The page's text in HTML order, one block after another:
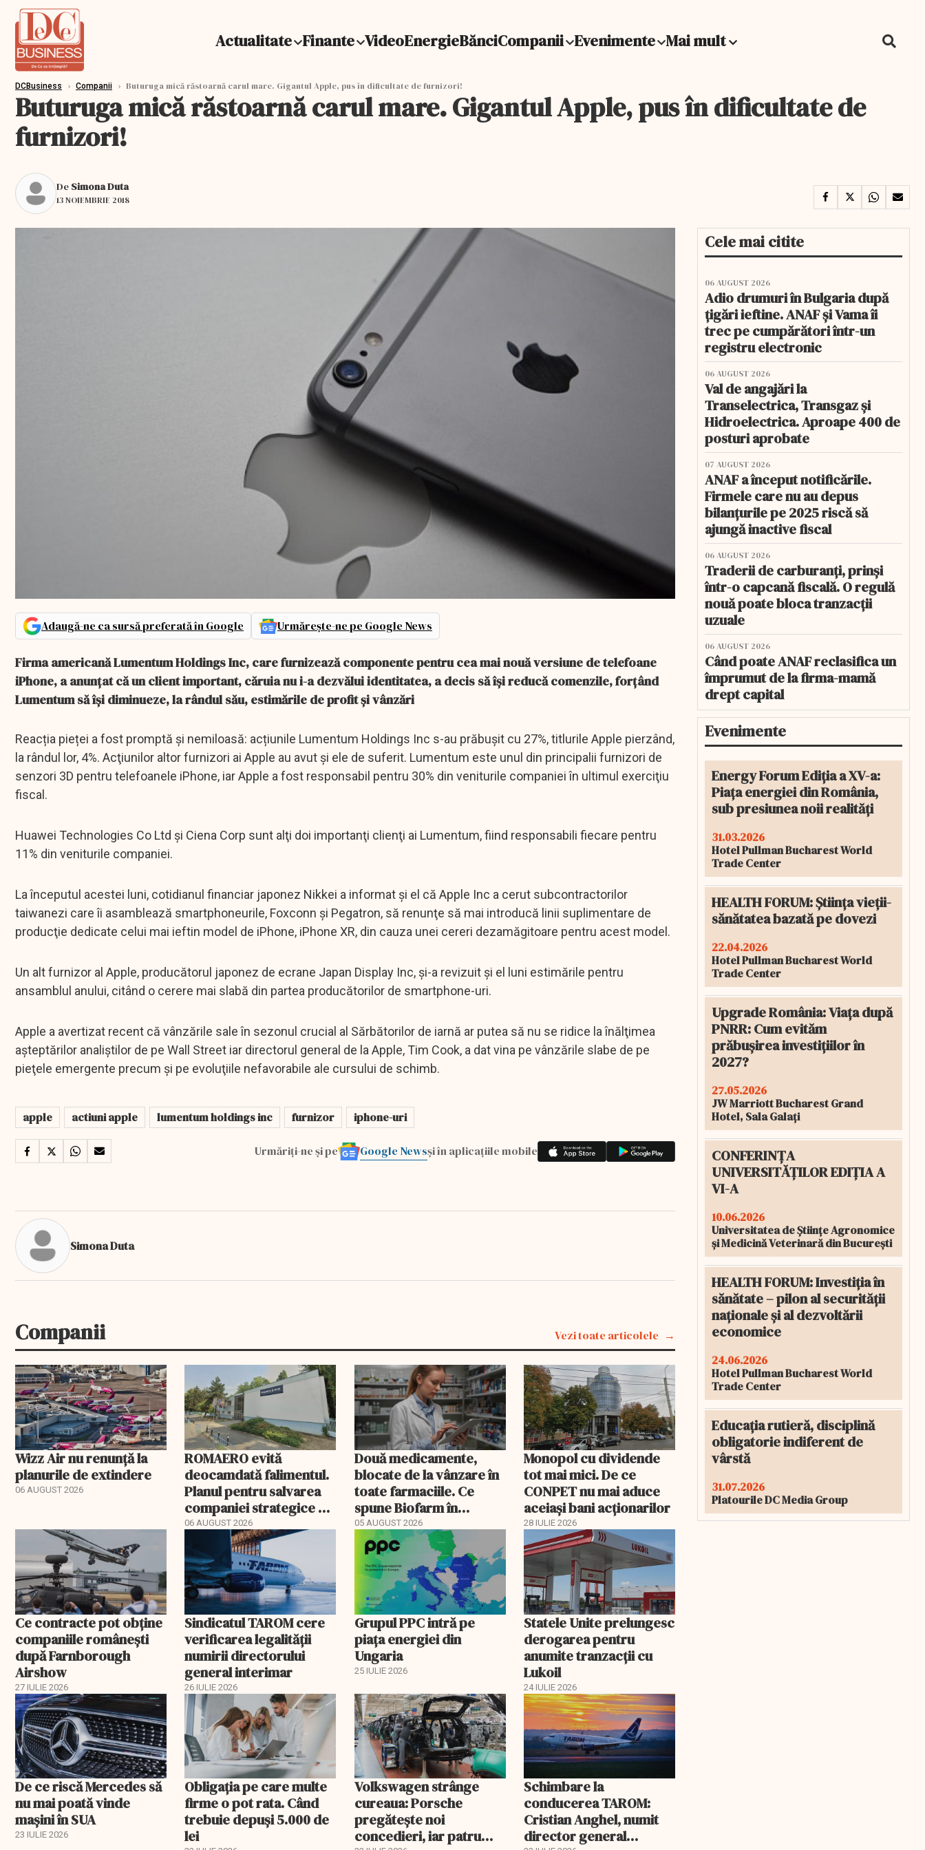
Actualitate Finante VideoEnergieBănciCompanii Evenimente Mai mult
DCBusiness › Companii › Buturuga mică răstoarnă carul mare. Gigantul Apple, pus în dificultate de furnizori!
Buturuga mică răstoarnă carul mare. Gigantul Apple, pus în dificultate de
furnizori!
De Simona Duta
13 NOIEMBRIE 2018
Adaugă-ne ca sursă preferată în Google Urmărește-ne pe Google News
Firma americană Lumentum Holdings Inc, care furnizează componente pentru cea mai nouă versiune de telefoane
iPhone, a anunţat că un client important, căruia nu i-a dezvălui identitatea, a decis să îşi reducă comenzile, forțând
Lumentum să îşi diminueze, la rândul său, estimările de profit şi vânzări
Reacția pieței a fost promptă și nemiloasă: acțiunile Lumentum Holdings Inc s-au prăbușit cu 27%, titlurile Apple pierzând,
la rândul lor, 4%. Acţiunilor altor furnizori ai Apple au avut şi ele de suferit. Lumentum este unul din principalii furnizori de
senzori 3D pentru telefoanele iPhone, iar Apple a fost responsabil pentru 30% din veniturile companiei în ultimul exerciţiu
fiscal.
Huawei Technologies Co Ltd şi Ciena Corp sunt alţi doi importanţi clienţi ai Lumentum, fiind responsabili fiecare pentru
11% din veniturile companiei.
La începutul acestei luni, cotidianul financiar japonez Nikkei a informat şi el că Apple Inc a cerut subcontractorilor
taiwanezi care îi asamblează smartphoneurile, Foxconn şi Pegatron, să renunţe să mai introducă linii suplimentare de
producţie dedicate celui mai ieftin model de iPhone, iPhone XR, din cauza unei cereri dezamăgitoare pentru acest model.
Un alt furnizor al Apple, producătorul japonez de ecrane Japan Display Inc, şi-a revizuit şi el luni estimările pentru
ansamblul anului, citând o cerere mai slabă din partea producătorilor de smartphone-uri.
Apple a avertizat recent că vânzările sale în sezonul crucial al Sărbătorilor de iarnă ar putea să nu se ridice la înălţimea
aşteptărilor analiştilor de pe Wall Street iar directorul general de la Apple, Tim Cook, a dat vina pe vânzările slabe de pe
pieţele emergente precum şi pe evoluţiile nefavorabile ale cursului de schimb.
apple actiuni apple lumentum holdings inc furnizor iphone-uri
Urmăriți-ne și pe Google Newsși în aplicațiile mobile
Simona Duta
Companii Vezi toate articolele
Wizz Air nu renunță la
planurile de extindere
06 AUGUST 2026
ROMAERO evită
deocamdată falimentul.
Planul pentru salvarea
companiei strategice a
fost confirmat
06 AUGUST 2026
Două medicamente,
blocate de la vânzare în
toate farmaciile. Ce
spune Biofarm în
documentul trimis BVB
05 AUGUST 2026
Monopol cu dividende
tot mai mici. De ce
CONPET nu mai aduce
aceiași bani acționarilor
28 IULIE 2026
Ce contracte pot obține
companiile românești
după Farnborough
Airshow
27 IULIE 2026
Sindicatul TAROM cere
verificarea legalității
numirii directorului
general interimar
26 IULIE 2026
Grupul PPC intră pe
piața energiei din
Ungaria
25 IULIE 2026
Statele Unite prelungesc
derogarea pentru
anumite tranzacții cu
Lukoil
24 IULIE 2026
De ce riscă Mercedes să
nu mai poată vinde
mașini în SUA
23 IULIE 2026
Obligația pe care multe
firme o pot rata. Când
trebuie depuși 5.000 de
lei
Volkswagen strânge
cureaua: Porsche
pregătește noi
concedieri, iar patru
Schimbare la
conducerea TAROM:
Cristian Anghel, numit
director general
Cele mai citite
06 AUGUST 2026
Adio drumuri în Bulgaria după
țigări ieftine. ANAF și Vama îi
trec pe cumpărători într-un
registru electronic
06 AUGUST 2026
Val de angajări la
Transelectrica, Transgaz și
Hidroelectrica. Aproape 400 de
posturi aprobate
07 AUGUST 2026
ANAF a început notificările.
Firmele care nu au depus
bilanțurile pe 2025 riscă să
ajungă inactive fiscal
06 AUGUST 2026
Traderii de carburanți, prinși
într-o capcană fiscală. O regulă
nouă poate bloca tranzacții
uzuale
06 AUGUST 2026
Când poate ANAF reclasifica un
împrumut de la firma-mamă
drept capital
Evenimente
Energy Forum Ediția a XV-a:
Piața energiei din România,
sub presiunea noii realități
31.03.2026
Hotel Pullman Bucharest World
Trade Center
HEALTH FORUM: Știința vieții-
sănătatea bazată pe dovezi
22.04.2026
Hotel Pullman Bucharest World
Trade Center
Upgrade România: Viața după
PNRR: Cum evităm
prăbușirea investițiilor în
2027?
27.05.2026
JW Marriott Bucharest Grand
Hotel, Sala Galați
CONFERINȚA
UNIVERSITĂȚILOR EDIȚIA A
VI-A
10.06.2026
Universitatea de Științe Agronomice
și Medicină Veterinară din București
HEALTH FORUM: Investiția în
sănătate – pilon al securității
naționale și al dezvoltării
economice
24.06.2026
Hotel Pullman Bucharest World
Trade Center
Educația rutieră, disciplină
obligatorie indiferent de
vârstă
31.07.2026
Platourile DC Media Group